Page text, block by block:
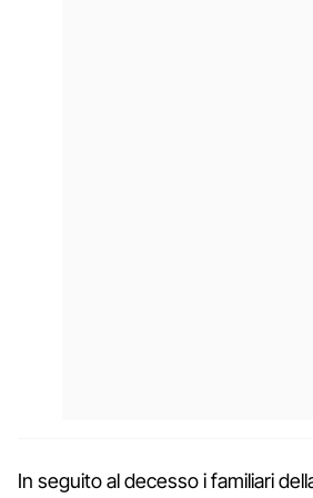
In seguito al decesso i familiari